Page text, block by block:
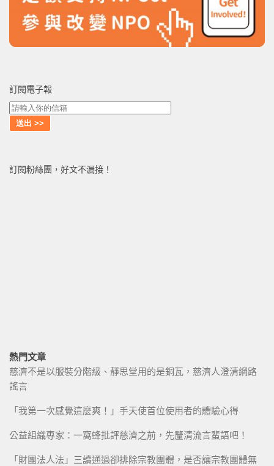
訂閱電子報
訂閱粉絲團，好文不漏接！
熱門文章
慈濟不是以服裝分階級、靜思堂用的是銅瓦，慈濟人澄清網路
謠言
「我第一次感覺這麼爽！」手天使首位使用者的體驗心得
公益組織專家：一窩蜂批評慈濟之前，先釐清流言蜚語吧！
「財團法人法」三讀通過卻排除宗教團體，是否讓宗教團體無